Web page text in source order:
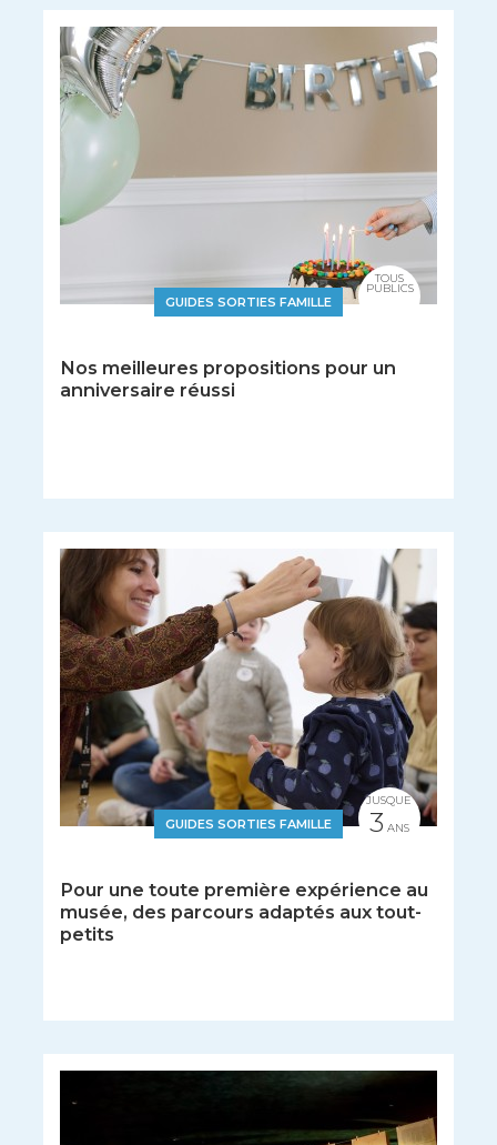
GUIDES SORTIES FAMILLE
Nos meilleures propositions pour un
anniversaire réussi
TOUS
PUBLICS
GUIDES SORTIES FAMILLE
Pour une toute première expérience au
musée, des parcours adaptés aux tout-
petits
JUSQUE
3 ANS